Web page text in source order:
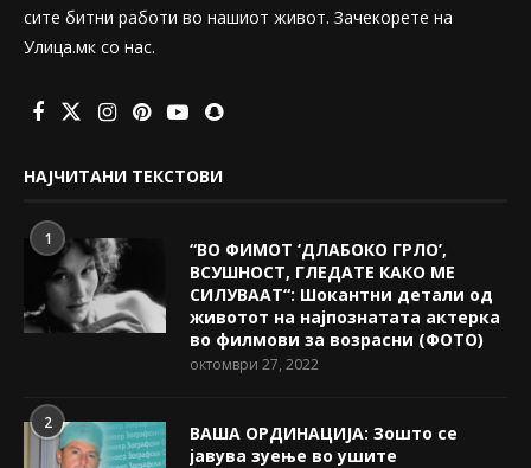
сите битни работи во нашиот живот. Зачекорете на
Улица.мк со нас.
НАЈЧИТАНИ ТЕКСТОВИ
1
“ВО ФИМОТ ‘ДЛАБОКО ГРЛО’,
ВСУШНОСТ, ГЛЕДАТЕ КАКО МЕ
СИЛУВААТ“: Шокантни детали од
животот на најпознатата актерка
во филмови за возрасни (ФОТО)
октомври 27, 2022
2
ВАША ОРДИНАЦИЈА: Зошто се
јавува зуење во ушите